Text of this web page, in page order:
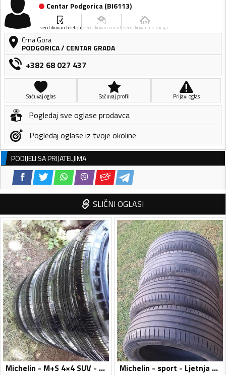
Centar Podgorica(BI6113)
verifikovan telefon verifikovan email verifikovana lokacija
Crna Gora
PODGORICA/ CENTAR GRADA
+382 68 027 437
Sačuvaj oglas Sačuvaj profil Prijavi oglas
Pogledaj sve oglase prodavca
Pogledaj oglase iz tvoje okoline
PODIJELI SA PRIJATELJIMA
SLIČNI OGLASI
Michelin - M+S 4×4 SUV - Univerzalna guma Michelin - sport - Ljetnja guma